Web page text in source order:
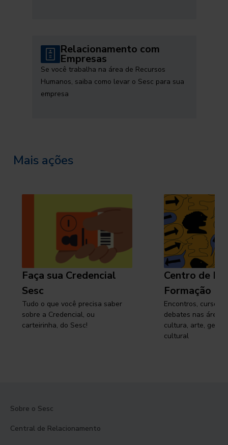
Relacionamento com
Empresas
Se você trabalha na área de Recursos
Humanos, saiba como levar o Sesc para sua
empresa
Mais ações
Faça sua Credencial
Sesc
Tudo o que você precisa saber
sobre a Credencial, ou
carteirinha, do Sesc!
Centro de
Formação
Encontros, cursos,
debates nas áreas
cultura, arte,
cultural
Sobre o Sesc
Central de Relacionamento